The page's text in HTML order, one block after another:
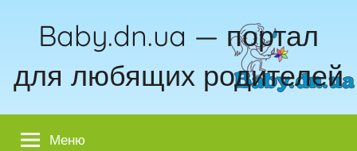
Baby.dn.ua — портал
для любящих родителей
Меню